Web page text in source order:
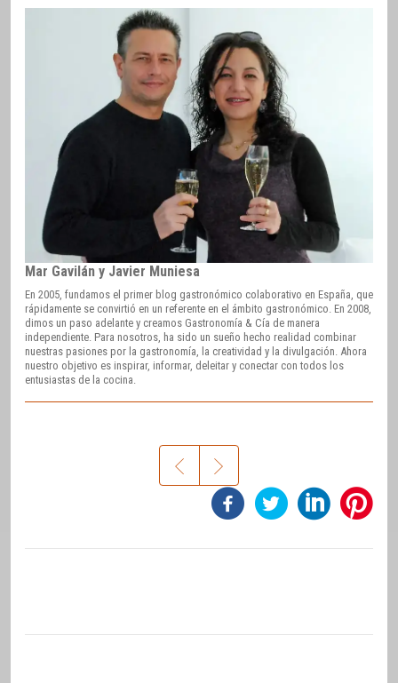
Mar Gavilán y Javier Muniesa
En 2005, fundamos el primer blog gastronómico colaborativo en España, que
rápidamente se convirtió en un referente en el ámbito gastronómico. En 2008,
dimos un paso adelante y creamos Gastronomía & Cía de manera
independiente. Para nosotros, ha sido un sueño hecho realidad combinar
nuestras pasiones por la gastronomía, la creatividad y la divulgación. Ahora
nuestro objetivo es inspirar, informar, deleitar y conectar con todos los
entusiastas de la cocina.